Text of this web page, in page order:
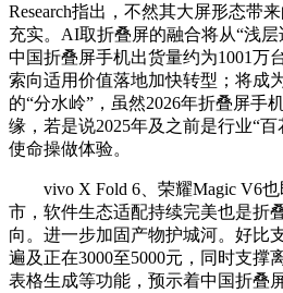
Research指出，不然其大屏形态带
充实。AI取折叠屏的融合将从“浅层
中国折叠屏手机出货量约为1001万
索向适用价值落地加快转型；将成
的“分水岭”，虽然2026年折叠屏手
缘，若是说2025年及之前是行业“
使命操做体验。
vivo X Fold 6、荣耀Magic V6也
市，软件生态适配持续完美也是折
向。进一步加固产物护城河。好比
遍及正在3000至5000元，同时支撑
表格生成等功能，预示着中国折叠